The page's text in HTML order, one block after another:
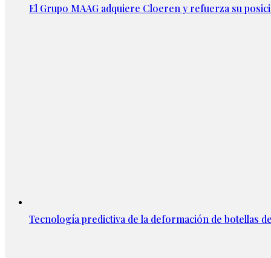
El Grupo MAAG adquiere Cloeren y refuerza su
Tecnología predictiva de la deformación de botellas